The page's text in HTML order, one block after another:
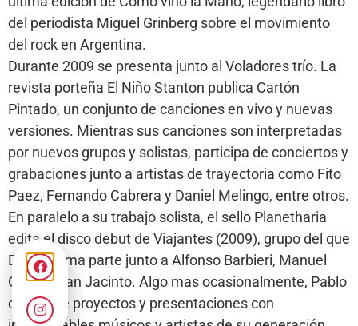
del periodista Miguel Grinberg sobre el movimiento
del rock en Argentina.
Durante 2009 se presenta junto al Voladores trío. La
revista porteña El Niño Stanton publica Cartón
Pintado, un conjunto de canciones en vivo y nuevas
versiones. Mientras sus canciones son interpretadas
por nuevos grupos y solistas, participa de conciertos y
grabaciones junto a artistas de trayectoria como Fito
Paez, Fernando Cabrera y Daniel Melingo, entre otros.
En paralelo a su trabajo solista, el sello Planetharia
edita el disco debut de Viajantes (2009), grupo del que
Dacal forma parte junto a Alfonso Barbieri, Manuel
Onís y Juan Jacinto. Algo mas ocasionalmente, Pablo
comparte proyectos y presentaciones con